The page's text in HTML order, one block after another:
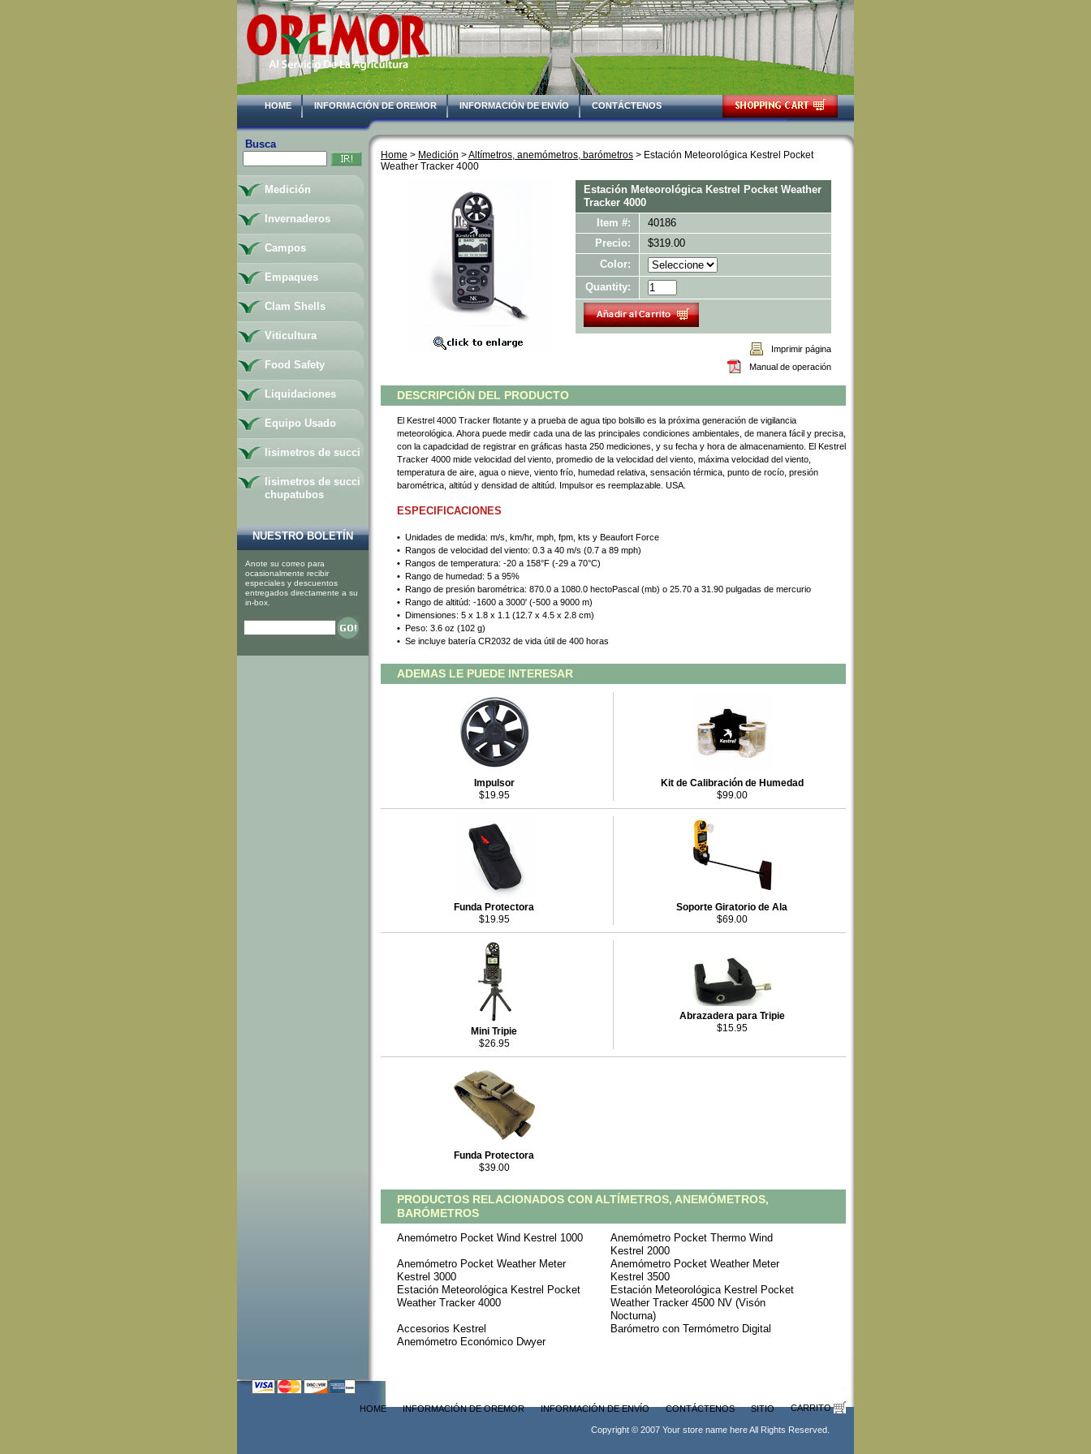
HOME INFORMACIÓN DE OREMOR INFORMACIÓN DE ENVÍO CONTÁCTENOS
Home > Medición >Altímetros, anemómetros, barómetros > Estación Meteorológica Kestrel Pocket
Weather Tracker 4000
Estación Meteorológica Kestrel Pocket Weather
Tracker 4000
Item #:
40186
Precio:
$319.00
Color:
Quantity:
Imprimir página
Manual de operación
DESCRIPCIÓN DEL PRODUCTO
El Kestrel 4000 Tracker flotante y a prueba de agua tipo bolsillo es la próxima generación de vigilancia
meteorológica. Ahora puede medir cada una de las principales condiciones ambientales, de manera fácil y precisa,
con la capadcidad de registrar en gráficas hasta 250 mediciones, y su fecha y hora de almacenamiento. El Kestrel
Tracker 4000 mide velocidad del viento, promedio de la velocidad del viento, máxima velocidad del viento,
temperatura de aire, agua o nieve, viento frío, humedad relativa, sensación térmica, punto de rocío, presión
barométrica, altitúd y densidad de altitúd. Impulsor es reemplazable. USA.
ESPECIFICACIONES
• Unidades de medida: m/s, km/hr, mph, fpm, kts y Beaufort Force
• Rangos de velocidad del viento: 0.3 a 40 m/s (0.7 a 89 mph)
• Rangos de temperatura: -20 a 158°F (-29 a 70°C)
• Rango de humedad: 5 a 95%
• Rango de presión barométrica: 870.0 a 1080.0 hectoPascal (mb) o 25.70 a 31.90 pulgadas de mercurio
• Rango de altitúd: -1600 a 3000' (-500 a 9000 m)
• Dimensiones: 5 x 1.8 x 1.1 (12.7 x 4.5 x 2.8 cm)
• Peso: 3.6 oz (102 g)
• Se incluye batería CR2032 de vida útil de 400 horas
ADEMAS LE PUEDE INTERESAR
Impulsor
$19.95
Kit de Calibración de Humedad
$99.00
Funda Protectora
$19.95
Soporte Giratorio de Ala
$69.00
Mini Tripie
$26.95
Abrazadera para Tripie
$15.95
Funda Protectora
$39.00
PRODUCTOS RELACIONADOS CON ALTÍMETROS, ANEMÓMETROS,
BARÓMETROS
Anemómetro Pocket Wind Kestrel 1000
Anemómetro Pocket Thermo Wind
Kestrel 2000
Anemómetro Pocket Weather Meter
Kestrel 3000
Anemómetro Pocket Weather Meter
Kestrel 3500
Estación Meteorológica Kestrel Pocket
Weather Tracker 4000
Estación Meteorológica Kestrel Pocket
Weather Tracker 4500 NV (Visón
Nocturna)
Accesorios Kestrel
Barómetro con Termómetro Digital
Anemómetro Económico Dwyer
Busca
Medición
Invernaderos
Campos
Empaques
Clam Shells
Viticultura
Food Safety
Liquidaciones
Equipo Usado
lisimetros de succi
lisimetros de succi
chupatubos
NUESTRO BOLETÍN
Anote su correo para
ocasionalmente recibir
especiales y descuentos
entregados directamente a su
in-box.
HOME INFORMACIÓN DE OREMOR INFORMACIÓN DE ENVÍO CONTÁCTENOS SITIO CARRITO
Copyright © 2007 Your store name here All Rights Reserved.